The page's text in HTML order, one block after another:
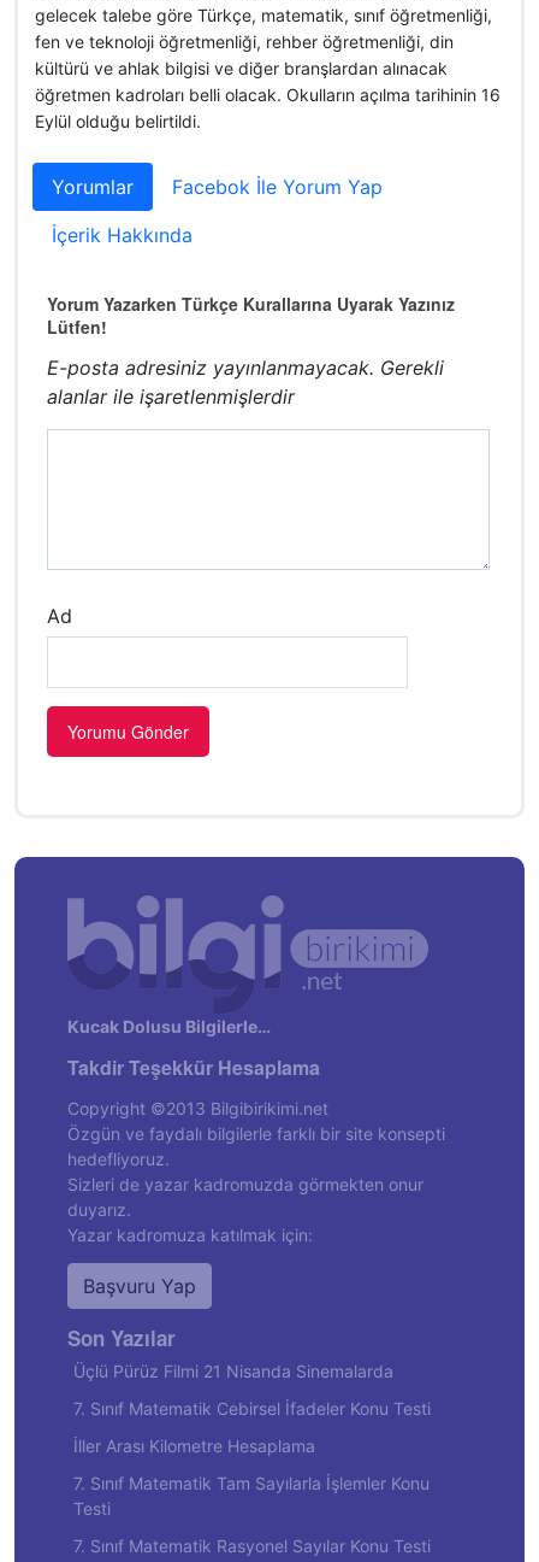
gelecek talebe göre Türkçe, matematik, sınıf öğretmenliği,
fen ve teknoloji öğretmenliği, rehber öğretmenliği, din
kültürü ve ahlak bilgisi ve diğer branşlardan alınacak
öğretmen kadroları belli olacak. Okulların açılma tarihinin 16
Eylül olduğu belirtildi.
Yorumlar
Facebok İle Yorum Yap
İçerik Hakkında
Yorum Yazarken Türkçe Kurallarına Uyarak Yazınız
Lütfen!
E-posta adresiniz yayınlanmayacak. Gerekli
alanlar ile işaretlenmişlerdir
Ad
Kucak Dolusu Bilgilerle…
Takdir Teşekkür Hesaplama
Copyright ©2013 Bilgibirikimi.net
Özgün ve faydalı bilgilerle farklı bir site konsepti
hedefliyoruz.
Sizleri de yazar kadromuzda görmekten onur
duyarız.
Yazar kadromuza katılmak için:
Başvuru Yap
Son Yazılar
Üçlü Pürüz Filmi 21 Nisanda Sinemalarda
7. Sınıf Matematik Cebirsel İfadeler Konu Testi
İller Arası Kilometre Hesaplama
7. Sınıf Matematik Tam Sayılarla İşlemler Konu
Testi
7. Sınıf Matematik Rasyonel Sayılar Konu Testi